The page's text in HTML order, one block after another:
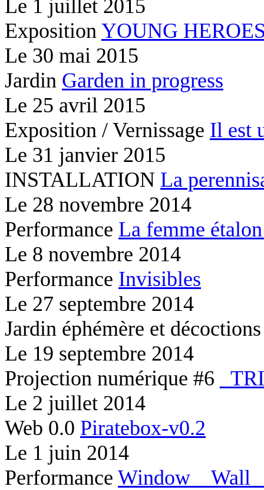
Le 1 juillet 2015
Exposition YOUNG
Le 30 mai 2015
Jardin Garden in progress
Le 25 avril 2015
Exposition / Vernissage Il est
Le 31 janvier 2015
INSTALLATION La
Le 28 novembre 2014
Performance La femme
Le 8 novembre 2014
Performance Invisibles
Le 27 septembre 2014
Jardin éphémère et
Le 19 septembre 2014
Projection numérique #6
Le 2 juillet 2014
Web 0.0 Piratebox-v0.2
Le 1 juin 2014
Performance Window